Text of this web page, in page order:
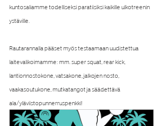
kuntosaliamme todelliseksi paratiisiksi kaikille ulkotreenin
ystäville.
Rautarannalla pääset myös testaamaan uudistettua
laitevalikoimamme: mm. super squat, rear kick,
lantionnostokone, vatsakone, jalkojen nosto,
vaakasoutukone, mutkatangot ja säädettävä
ala/yläviistopunnerruspenkki!